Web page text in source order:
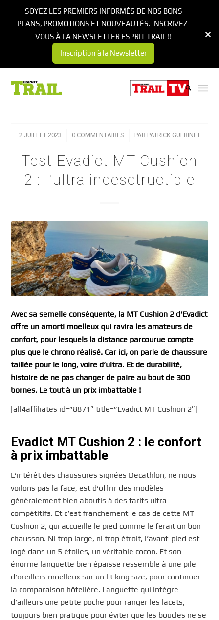
2 JUILLET 2023
/ 0 COMMENTAIRES
/ PAR PATRICK GUERINET
Test Evadict MT Cushion
2 : l’ultra indesctructible
Avec sa semelle conséquente, la MT Cushion 2 d’Evadict
offre un amorti moelleux qui ravira les amateurs de
confort, pour lesquels la distance parcourue compte
plus que le chrono réalisé. Car ici, on parle de chaussure
taillée pour le long, voire d’ultra. Et de durabilité,
histoire de ne pas changer de paire au bout de 300
bornes. Le tout à un prix imbattable !
[all4affiliates id=”8871″ title=”Evadict MT Cushion 2″]
Evadict MT Cushion 2 : le confort
à prix imbattable
L’intérêt des chaussures signées Decathlon, ne nous
voilons pas la face, est d’offrir des modèles
généralement bien aboutis à des tarifs ultra-
compétitifs. Et c’est franchement le cas de cette MT
Cushion 2, qui accueille le pied comme le ferait un bon
chausson. Ni trop large, ni trop étroit, l’avant-pied est
logé dans un 5 étoiles, un véritable cocon. Et son
énorme languette bien épaisse ressemble à une pile
d’oreillers moelleux sur un lit king size, pour continuer
la comparaison hôtelière. Languette qui intègre
d’ailleurs une petite poche pour ranger les lacets,
toujours bien pratique pour éviter que les boucles ne se
SOYEZ LES PREMIERS INFORMÉS DE NOS BONS
PLANS, PROMOTIONS ET NOUVEAUTÉS. INSCRIVEZ-
VOUS À LA NEWSLETTER ESPRIT TRAIL !!
Inscription à la Newsletter